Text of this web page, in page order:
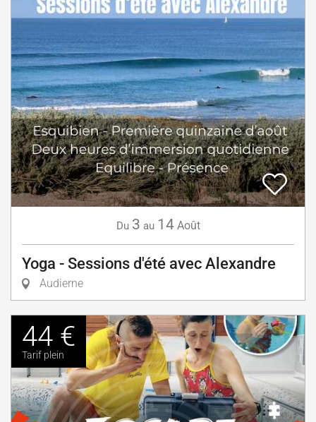
Du 3 au 14 Août
Yoga - Sessions d'été avec Alexandre
Audierne
44 €
Tarif plein